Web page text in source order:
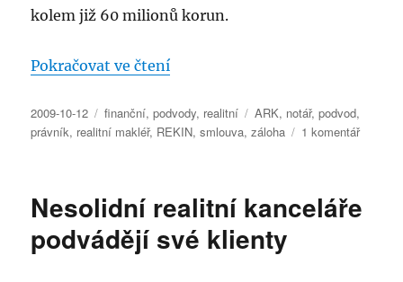
kolem již 60 milionů korun.
Pokračovat ve čtení„Realitní kancelář REKIN
Publikováno:
2009-10-12 Rubriky:
finanční,podvody, realitní Štítky:
ARK, notář,podvod,
právník, realitní makléř, REKIN,smlouva,záloha 1 komentářu
Realitní
Nesolidní realitní kanceláře
podvádějí své klienty